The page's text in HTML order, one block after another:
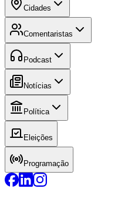
Cidades
Comentaristas
Podcast
Notícias
Política
Eleições
Programação